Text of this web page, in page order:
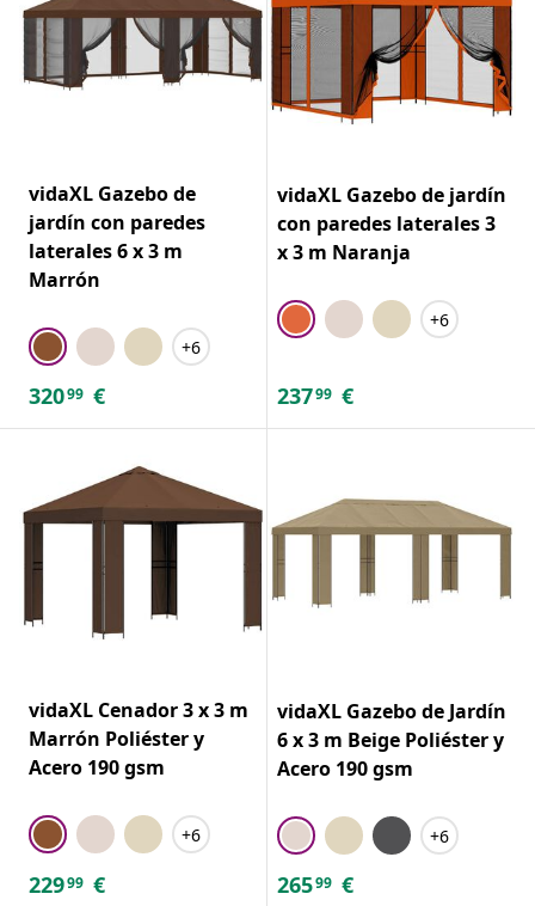
vidaXL Gazebo de
jardín con paredes
laterales 6 x 3 m
Marrón
+6
32099 €
vidaXL Gazebo de jardín
con paredes laterales 3
x 3 m Naranja
+6
23799 €
vidaXL Cenador 3 x 3 m
Marrón Poliéster y
Acero 190 gsm
+6
22999 €
vidaXL Gazebo de Jardín
6 x 3 m Beige Poliéster y
Acero 190 gsm
+6
26599 €